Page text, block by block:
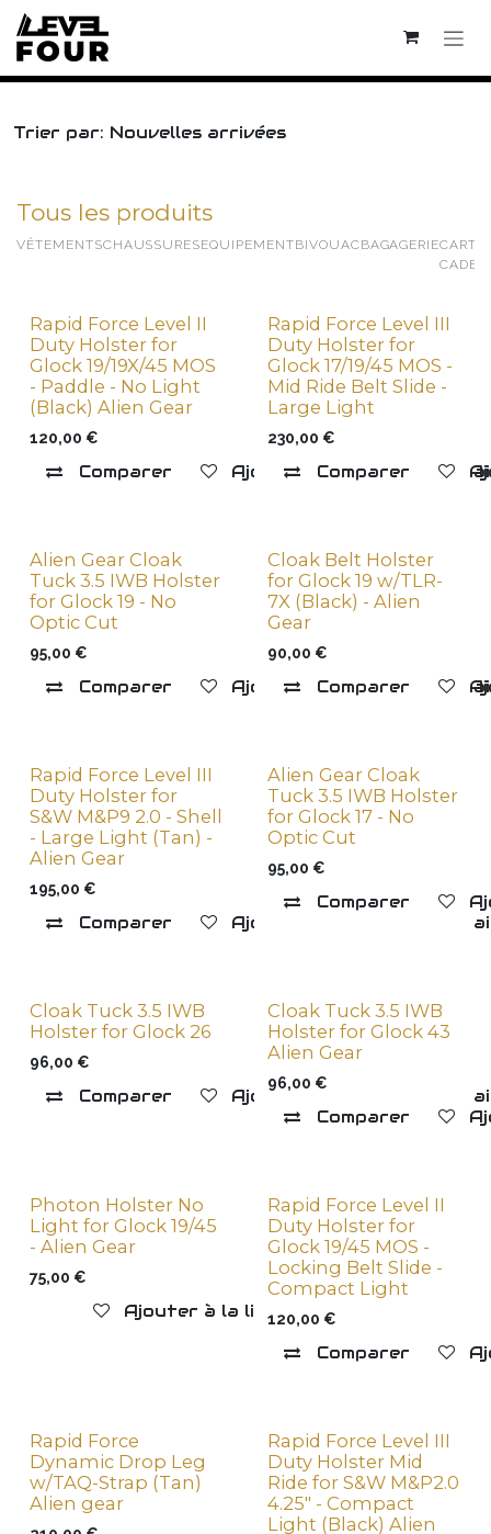
Se rendre au contenu
Trier par: Nouvelles arrivées
Tous les produits
VÊTEMENTSCHAUSSURESEQUIPEMENTBIVOUACBAGAGERIE
New !
Rapid Force Level II
Duty Holster for
Glock 19/19X/45 MOS
- Paddle - No Light
(Black) Alien Gear
120,00 €
Comparer Ajouter à la liste de
Rapid Force Level III
Duty Holster for
Glock 17/19/45 MOS -
Mid Ride Belt Slide -
Large Light
230,00 €
Comparer
Alien Gear Cloak
Tuck 3.5 IWB Holster
for Glock 19 - No
Optic Cut
95,00 €
Comparer Ajouter à la liste de
Cloak Belt Holster
for Glock 19 w/TLR-
7X (Black) - Alien
Gear
90,00 €
Comparer
Rapid Force Level III
Duty Holster for
S&W M&P9 2.0 - Shell
- Large Light (Tan) -
Alien Gear
195,00 €
Comparer Ajouter à la liste de
Alien Gear Cloak
Tuck 3.5 IWB Holster
for Glock 17 - No
Optic Cut
95,00 €
Comparer
Cloak Tuck 3.5 IWB
Holster for Glock 26
96,00 €
Comparer Ajouter à la liste de
Cloak Tuck 3.5 IWB
Holster for Glock 43
Alien Gear
96,00 €
Comparer
Photon Holster No
Light for Glock 19/45
- Alien Gear
75,00 €
Ajouter à la liste de souhaits
Rapid Force Level II
Duty Holster for
Glock 19/45 MOS -
Locking Belt Slide -
Compact Light
120,00 €
Comparer
Rapid Force
Dynamic Drop Leg
w/TAQ-Strap (Tan)
Alien gear
Rapid Force Level III
Duty Holster Mid
Ride for S&W M&P2.0
4.25" - Compact
Light (Black) Alien